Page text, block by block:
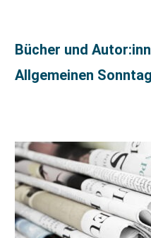
Bücher und
Allgemeinen